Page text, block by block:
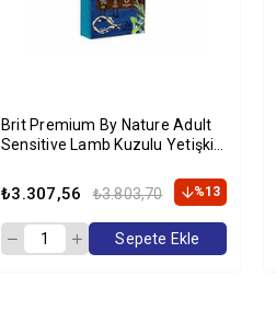
Brit Premium By Nature Adult
Sensitive Lamb Kuzulu Yetişkin
₺3.307,56 ₺3.803,70 %13
Sepete Ekle